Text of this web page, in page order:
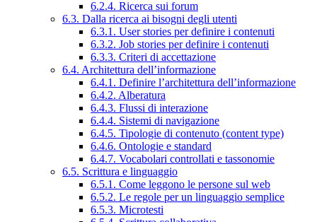
6.2.4. Ricerca sui forum
6.3. Dalla ricerca ai bisogni degli utenti
6.3.1. User stories per definire i contenuti
6.3.2. Job stories per definire i contenuti
6.3.3. Criteri di accettazione
6.4. Architettura dell’informazione
6.4.1. Definire l’architettura dell’informazione
6.4.2. Alberatura
6.4.3. Flussi di interazione
6.4.4. Sistemi di navigazione
6.4.5. Tipologie di contenuto (content type)
6.4.6. Ontologie e standard
6.4.7. Vocabolari controllati e tassonomie
6.5. Scrittura e linguaggio
6.5.1. Come leggono le persone sul web
6.5.2. Le regole per un linguaggio semplice
6.5.3. Microtesti